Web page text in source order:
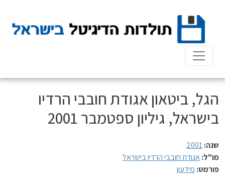
content
הגל, ביטאון אגודת חובבי הרדיו
בישראל, גיליון ספטמבר 2001
שנה:2001
מו"ל: אגודת חובבי הרדיו בישראל
פורמט: מידעון